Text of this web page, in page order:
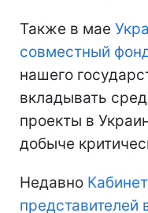
Также в мае
совместный
нашего
вкладывать
проекты в
добыче
Недавно
представителей